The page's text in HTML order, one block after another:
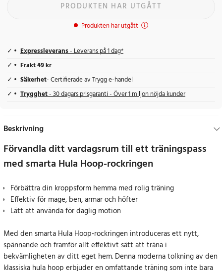
PRODUKTEN HAR UTGÅTT
Produkten har utgått
Expressleverans- Leverans på 1 dag*
Frakt 49 kr
Säkerhet- Certifierade av Trygg e-handel
Trygghet- 30 dagars prisgaranti - Över 1 miljon nöjda kunder
Beskrivning
Förvandla ditt vardagsrum till ett träningspass
med smarta Hula Hoop-rockringen
Förbättra din kroppsform hemma med rolig träning
Effektiv för mage, ben, armar och höfter
Lätt att använda för daglig motion
Med den smarta Hula Hoop-rockringen introduceras ett nytt,
spännande och framför allt effektivt sätt att träna i
bekvämligheten av ditt eget hem. Denna moderna tolkning av den
klassiska hula hoop erbjuder en omfattande träning som inte bara